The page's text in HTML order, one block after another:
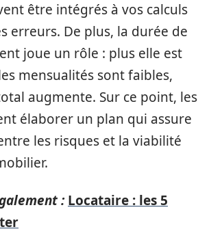
être intégrés à vos calculs
erreurs. De plus, la durée de
joue un rôle : plus elle est
mensualités sont faibles,
augmente. Sur ce point, les
élaborer un plan qui assure
les risques et la viabilité
: Locataire : les 5